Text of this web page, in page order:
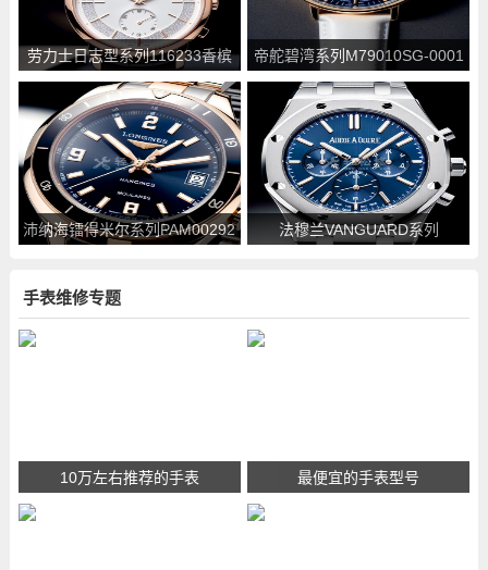
劳力士日志型系列116233香槟
花盘镶钻腕表 价格_参数介绍
帝舵碧湾系列M79010SG-0001
腕表 价格_参数介绍
沛纳海镭得米尔系列PAM00292
法穆兰VANGUARD系列
手表维修专题
10万左右推荐的手表 最便宜的手表型号